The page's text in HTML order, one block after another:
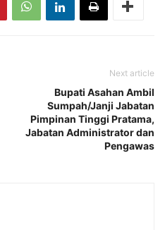
Next article
Bupati Asahan Ambil
Sumpah/Janji Jabatan
Pimpinan Tinggi Pratama,
Jabatan Administrator dan
Pengawas